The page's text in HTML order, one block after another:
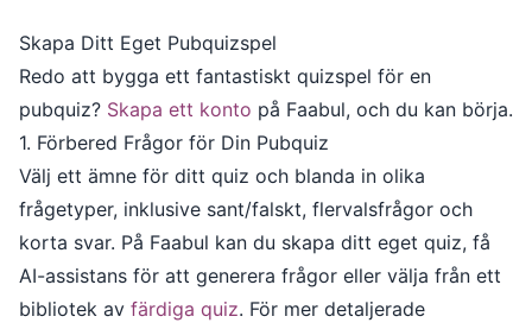
Skapa Ditt Eget Pubquizspel
Redo att bygga ett fantastiskt quizspel för en
pubquiz? Skapa ett konto på Faabul, och du kan börja.
1. Förbered Frågor för Din Pubquiz
Välj ett ämne för ditt quiz och blanda in olika
frågetyper, inklusive sant/falskt, flervalsfrågor och
korta svar. På Faabul kan du skapa ditt eget quiz, få
AI-assistans för att generera frågor eller välja från ett
bibliotek av färdiga quiz. För mer detaljerade